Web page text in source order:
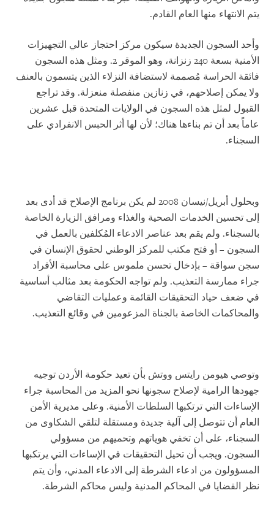
يتم الانتهاء منها العام القادم.
وأحد السجون الجديدة سيكون مركز احتجاز عالي التجهيزات
الأمنية بسعة 240 زنزانة، وهو الموقر 2. ومثل هذه السجون
فائقة الحراسة مُصممة لاستضافة النزلاء الذين يتسمون بالعنف
ولا يمكن إصلاحهم، في زنازين منفصلة منعزلة. وقد تراجع
القبول لمثل هذه السجون في الولايات المتحدة قبل عشرين
عاماً بعد أن تم بناءها هناك؛ لأن لها أثر الحبس الانفرادي على
السجناء.
وبحلول أبريل/نيسان 2008 لم يكن برنامج الإصلاح قد أدى بعد
إلى تحسين الخدمات الصحية والغذاء ومرافق الزيارة الخاصة
بالسجناء. ولم يقم بعد عناصر الادعاء المُكلفين بالعمل في
السجون – أو فتح مكتب للمركز الوطني لحقوق الإنسان في
سجن سواقة – بإدخال تحسن ملموس على محاسبة الأفراد
جراء ممارسة التعذيب. ولم تواجه الحكومة بعد مثالب أساسية
في ضعف حياد التحقيقات القائمة وعمليات التقاضي
والمحاكمات الخاصة بالجناة المزعومين في وقائع التعذيب.
وتوصي هيومن رايتس ووتش بأن تعيد حكومة الأردن توجيه
جهودها الرامية لإصلاح سجونها نحو المزيد من المحاسبة جراء
الإساءات التي ترتكبها السلطات الأمنية. وعلى مديرية الأمن
العام أن تتوصل إلى آلية جديدة ومستقلة لتلقي الشكاوى من
السجناء، على أن تخفي هوياتهم وتحميهم من مسؤولي
السجون. ويجب أن تحيل التحقيقات في الإساءات التي يرتكبها
المسؤولون من ادعاء الشرطة إلى الادعاء المدني، وأن يتم
نظر القضايا في المحاكم المدنية وليس محاكم الشرطة.